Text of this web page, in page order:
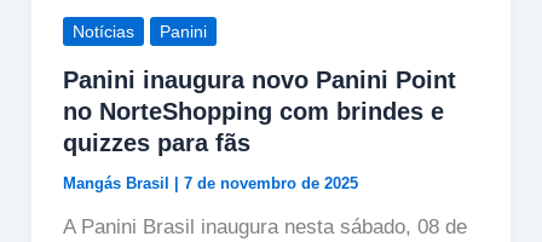
Notícias Panini
Panini inaugura novo Panini Point
no NorteShopping com brindes e
quizzes para fãs
Mangás Brasil 7 de novembro de 2025
A Panini Brasil inaugura nesta sábado, 08 de